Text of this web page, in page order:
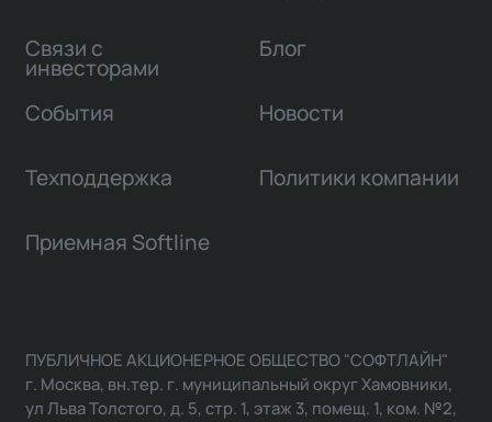
Связи с
инвесторами
Блог
События Новости
Техподдержка Политики компании
Приемная Softline
ПУБЛИЧНОЕ АКЦИОНЕРНОЕ ОБЩЕСТВО "СОФТЛАЙН"
г. Москва, вн.тер. г. муниципальный округ Хамовники,
ул Льва Толстого, д. 5, стр. 1, этаж 3, помещ. 1, ком. №2,